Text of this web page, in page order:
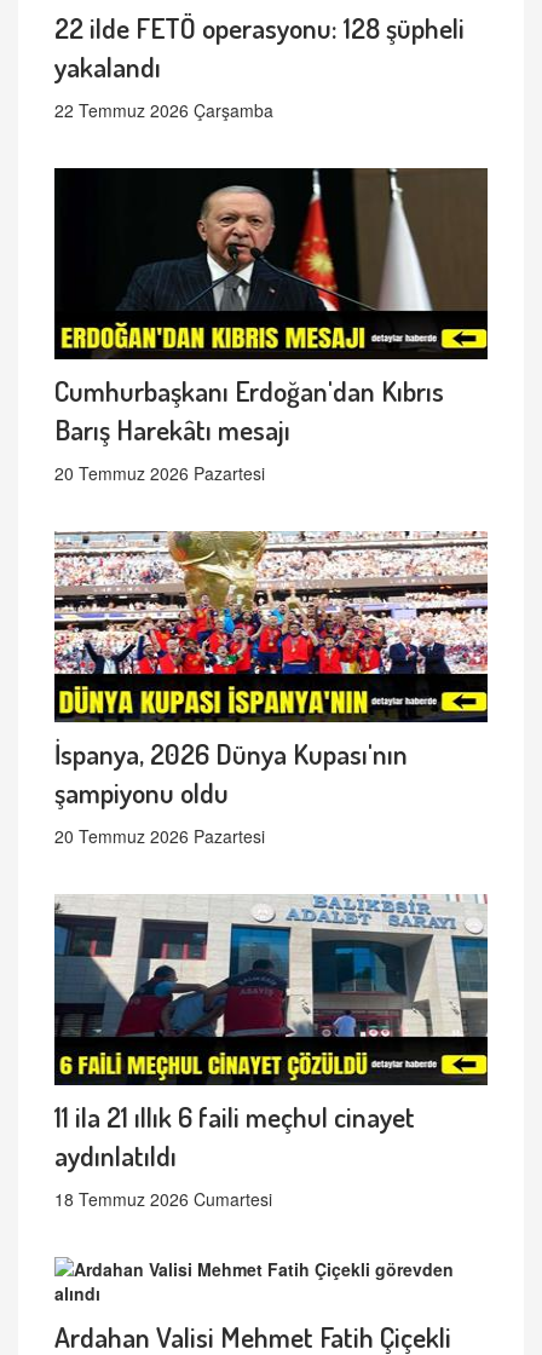
22 ilde FETÖ operasyonu: 128 şüpheli
yakalandı
22 Temmuz 2026 Çarşamba
Cumhurbaşkanı Erdoğan'dan Kıbrıs
Barış Harekâtı mesajı
20 Temmuz 2026 Pazartesi
İspanya, 2026 Dünya Kupası'nın
şampiyonu oldu
20 Temmuz 2026 Pazartesi
11 ila 21 ıllık 6 faili meçhul cinayet
aydınlatıldı
18 Temmuz 2026 Cumartesi
Ardahan Valisi Mehmet Fatih Çiçekli